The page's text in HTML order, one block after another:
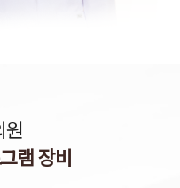
원
램 장비